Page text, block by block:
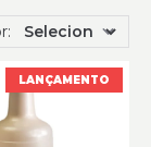
LANÇAMENTO